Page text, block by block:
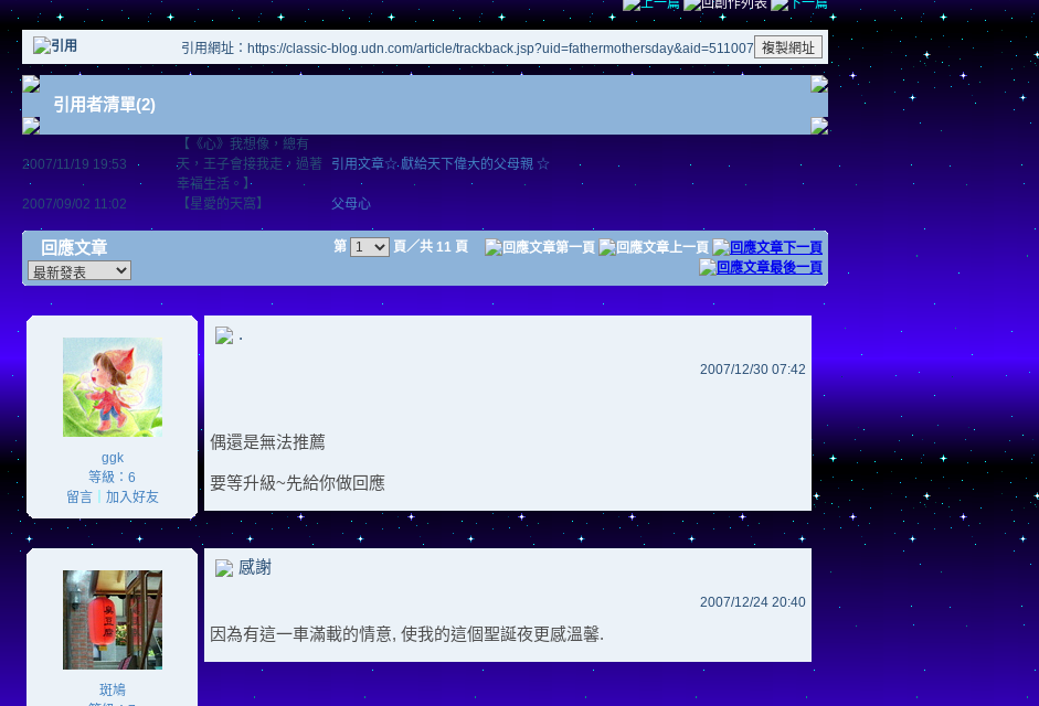
引用網址：https://classic-blog.udn.com/article/trackback.jsp?uid=fathermothersday&aid=511007
引用者清單(2)
2007/11/19 19:53
【《心》我想像，總有
天，王子會接我走，過著
幸福生活。】
引用文章☆ 獻給天下偉大的父母親 ☆
2007/09/02 11:02 【星愛的天窩】 父母心
回應文章 第 頁／共 11 頁
ggk
等級：6
留言｜ 加入好友
.
2007/12/30 07:42
偶還是無法推薦
要等升級~先給你做回應
斑鳩
感謝
2007/12/24 20:40
因為有這一車滿載的情意, 使我的這個聖誕夜更感溫馨.